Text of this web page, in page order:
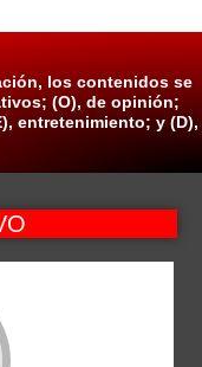
los contenidos se
(O), de opinión;
entretenimiento; y (D),